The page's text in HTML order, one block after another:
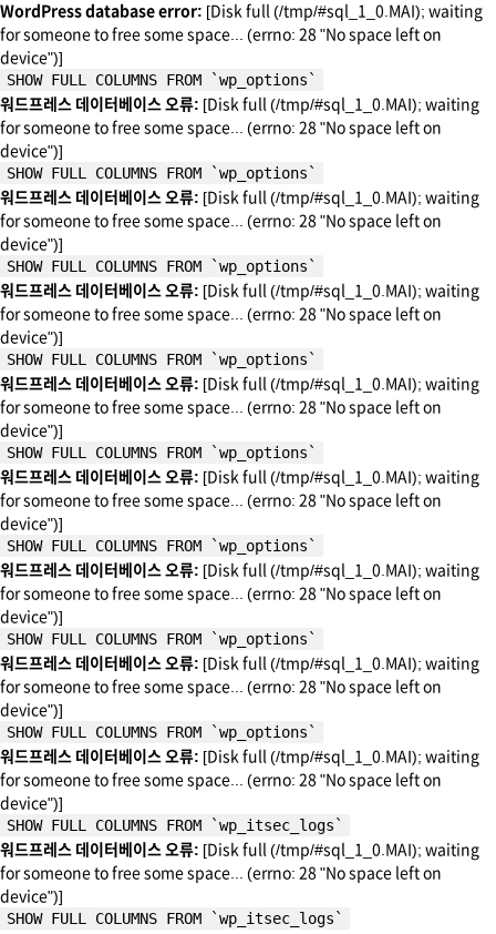
WordPress database error: [Disk full (/tmp/#sql_1_0.MAI); waiting
for someone to free some space... (errno: 28 "No space left on
device")]
SHOW FULL COLUMNS FROM `wp_options`
워드프레스 데이터베이스 오류: [Disk full (/tmp/#sql_1_0.MAI); waiting
for someone to free some space... (errno: 28 "No space left on
device")]
SHOW FULL COLUMNS FROM `wp_options`
워드프레스 데이터베이스 오류: [Disk full (/tmp/#sql_1_0.MAI); waiting
for someone to free some space... (errno: 28 "No space left on
device")]
SHOW FULL COLUMNS FROM `wp_options`
워드프레스 데이터베이스 오류: [Disk full (/tmp/#sql_1_0.MAI); waiting
for someone to free some space... (errno: 28 "No space left on
device")]
SHOW FULL COLUMNS FROM `wp_options`
워드프레스 데이터베이스 오류: [Disk full (/tmp/#sql_1_0.MAI); waiting
for someone to free some space... (errno: 28 "No space left on
device")]
SHOW FULL COLUMNS FROM `wp_options`
워드프레스 데이터베이스 오류: [Disk full (/tmp/#sql_1_0.MAI); waiting
for someone to free some space... (errno: 28 "No space left on
device")]
SHOW FULL COLUMNS FROM `wp_options`
워드프레스 데이터베이스 오류: [Disk full (/tmp/#sql_1_0.MAI); waiting
for someone to free some space... (errno: 28 "No space left on
device")]
SHOW FULL COLUMNS FROM `wp_options`
워드프레스 데이터베이스 오류: [Disk full (/tmp/#sql_1_0.MAI); waiting
for someone to free some space... (errno: 28 "No space left on
device")]
SHOW FULL COLUMNS FROM `wp_options`
워드프레스 데이터베이스 오류: [Disk full (/tmp/#sql_1_0.MAI); waiting
for someone to free some space... (errno: 28 "No space left on
device")]
SHOW FULL COLUMNS FROM `wp_itsec_logs`
워드프레스 데이터베이스 오류: [Disk full (/tmp/#sql_1_0.MAI); waiting
for someone to free some space... (errno: 28 "No space left on
device")]
SHOW FULL COLUMNS FROM `wp_itsec_logs`